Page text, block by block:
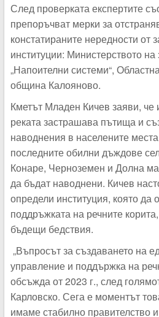
След проверката експертите
препоръчват мерки за
констатираните нередности от
институции: Министерството
„Напоителни системи“,
община Калояново.
Кметът Младен Кичев заяви, че
реката застрашава пътища и
наводнения в населените
последните обилни дъждове
Конаре, Черноземен и Долна
да бъдат наводнени. Кичев
определи институция, която да
поддръжката на речните
бъдещи бедствия.
„Въпросът за създаването на
управление и поддържка на
обсъжда от 2023 г., след
Карловско. Сега е моментът
имаме стабилно правителство